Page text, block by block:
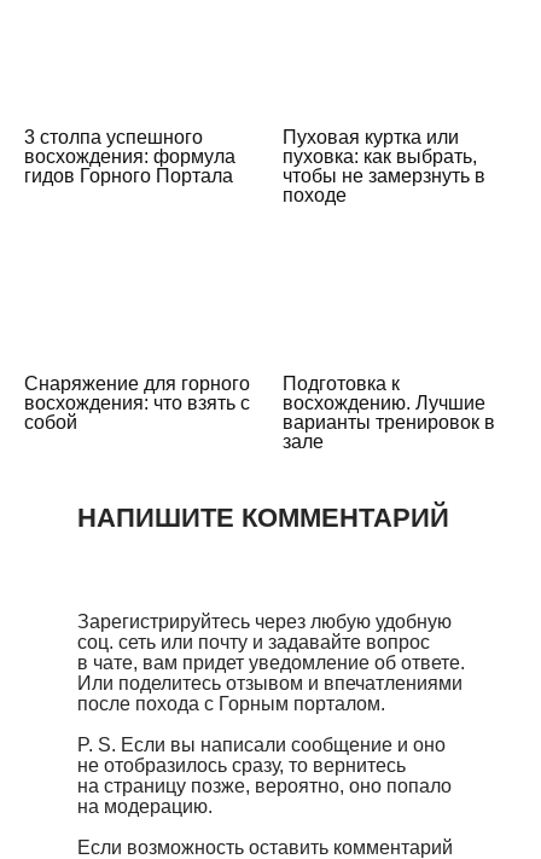
3 столпа успешного
восхождения: формула
гидов Горного Портала
Пуховая куртка или
пуховка: как выбрать,
чтобы не замерзнуть в
походе
Снаряжение для горного
восхождения: что взять с
собой
Подготовка к
восхождению. Лучшие
варианты тренировок в
зале
Зарегистрируйтесь через любую удобную
соц. сеть или почту и задавайте вопрос
в чате, вам придет уведомление об ответе.
Или поделитесь отзывом и впечатлениями
после похода с Горным порталом.
P. S. Если вы написали сообщение и оно
не отобразилось сразу, то вернитесь
на страницу позже, вероятно, оно попало
на модерацию.
Если возможность оставить комментарий
НАПИШИТЕ КОММЕНТАРИЙ